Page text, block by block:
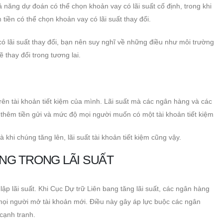
dự đoán có thể chọn khoản vay có lãi suất cố định, trong khi
có thể chọn khoản vay có lãi suất thay đổi.
lãi suất thay đổi, bạn nên suy nghĩ về những điều như môi trường
thay đổi trong tương lai.
tài khoản tiết kiệm của mình. Lãi suất mà các ngân hàng và các
tiền gửi và mức độ mọi người muốn có một tài khoản tiết kiệm.
khi chúng tăng lên, lãi suất tài khoản tiết kiệm cũng vậy.
TRONG LÃI SUẤT
lãi suất. Khi Cục Dự trữ Liên bang tăng lãi suất, các ngân hàng
người mở tài khoản mới. Điều này gây áp lực buộc các ngân
tranh.